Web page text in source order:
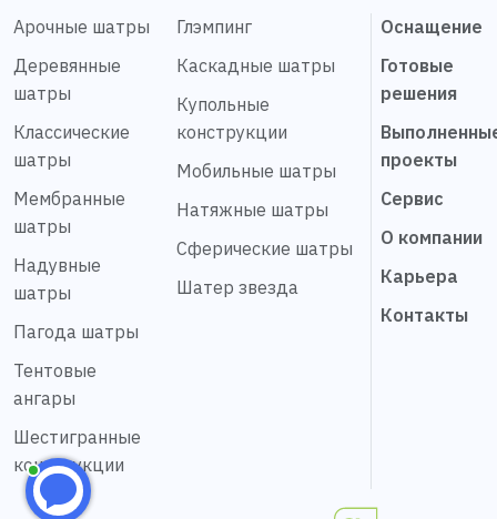
Арочные шатры
Деревянные
шатры
Классические
шатры
Мембранные
шатры
Надувные
шатры
Пагода шатры
Тентовые
ангары
Шестигранные
конструкции
Глэмпинг
Каскадные шатры
Купольные
конструкции
Мобильные шатры
Натяжные шатры
Сферические шатры
Шатер звезда
Оснащение
Готовые
решения
проекты
Сервис
О компании
Карьера
Контакты